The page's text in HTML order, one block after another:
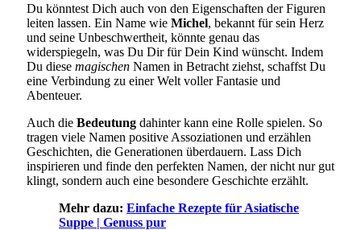
Du könntest Dich auch von den Eigenschaften der Figuren
leiten lassen. Ein Name wie Michel, bekannt für sein Herz
und seine Unbeschwertheit, könnte genau das
widerspiegeln, was Du Dir für Dein Kind wünscht. Indem
Du diese magischen Namen in Betracht ziehst, schaffst Du
eine Verbindung zu einer Welt voller Fantasie und
Abenteuer.
Auch die Bedeutung dahinter kann eine Rolle spielen. So
tragen viele Namen positive Assoziationen und erzählen
Geschichten, die Generationen überdauern. Lass Dich
inspirieren und finde den perfekten Namen, der nicht nur gut
klingt, sondern auch eine besondere Geschichte erzählt.
Mehr dazu: Einfache Rezepte für Asiatische
Suppe | Genuss pur